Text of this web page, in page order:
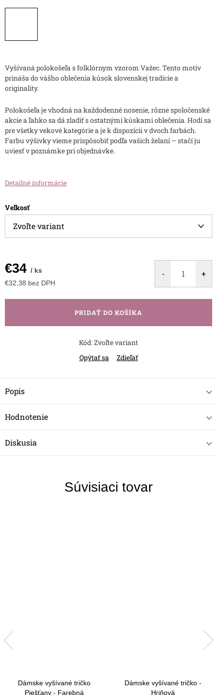
Vyšívaná polokošeľa s folklórnym vzorom Važec. Tento motív
prináša do vášho oblečenia kúsok slovenskej tradície a
originality.
Polokošeľa je vhodná na každodenné nosenie, rôzne spoločenské
akcie a ľahko sa dá zladiť s ostatnými kúskami oblečenia. Hodí sa
pre všetky vekové kategórie a je k dispozícii v dvoch farbách.
Farbu výšivky vieme prispôsobiť podľa vašich želaní – stačí ju
uviesť v poznámke pri objednávke.
Detailné informácie
Veľkosť
€34 / ks
€32,38 bez DPH
cena:
PRIDAŤ DO KOŠÍKA
Kód:Zvoľte variant
Opýtať sa
Zdieľať
Popis
Hodnotenie
Diskusia
Súvisiaci tovar
Dámske vyšívané tričko
Piešťany - Farebná
Dámske vyšívané tričko -
Hriňová